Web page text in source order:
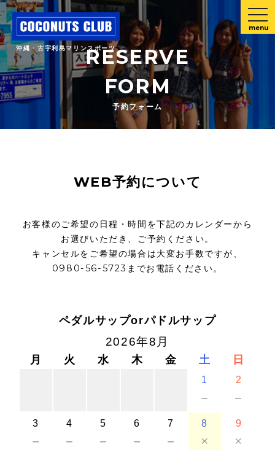
沖縄・古宇利島マリンスポーツ
menu
RESERVE
FORM
予約フォーム
WEB予約について
お客様のご希望の日程・時間を下記のカレンダーから
お選びいただき、ご予約ください。
キャンセルをご希望の場合は大変お手数ですが、
0980-56-5723までお電話ください。
ペダルサップorパドルサップ
2026年8月
月 火 水 木 金 土 日
1
－
2
－
3
－
4
－
5
－
6
－
7
－
8
×
9
×